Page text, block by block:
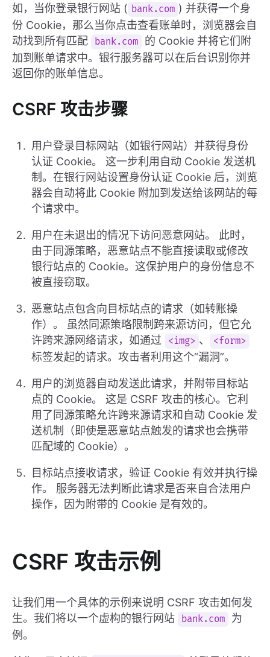
如，当你登录银行网站 ( bank.com ) 并获得一个身
份 Cookie，那么当你点击查看账单时，浏览器会自
动找到所有匹配
bank.com
的 Cookie 并将它们附
加到账单请求中。银行服务器可以在后台识别你并
返回你的账单信息。
CSRF 攻击步骤
用户登录目标网站（如银行网站）并获得身份
认证 Cookie。 这一步利用自动 Cookie 发送机
制。在银行网站设置身份认证 Cookie 后，浏览
器会自动将此 Cookie 附加到发送给该网站的每
个请求中。
用户在未退出的情况下访问恶意网站。 此时，
由于同源策略，恶意站点不能直接读取或修改
银行站点的 Cookie。这保护用户的身份信息不
被直接窃取。
恶意站点包含向目标站点的请求（如转账操
作）。 虽然同源策略限制跨来源访问，但它允
许跨来源网络请求，如通过
<img> 、 <form>
标签发起的请求。攻击者利用这个“漏洞”。
用户的浏览器自动发送此请求，并附带目标站
点的 Cookie。 这是 CSRF 攻击的核心。它利
用了同源策略允许跨来源请求和自动 Cookie 发
送机制（即使是恶意站点触发的请求也会携带
匹配域的 Cookie）。
目标站点接收请求，验证 Cookie 有效并执行操
作。 服务器无法判断此请求是否来自合法用户
操作，因为附带的 Cookie 是有效的。
CSRF 攻击示例
让我们用一个具体的示例来说明 CSRF 攻击如何发
生。我们将以一个虚构的银行网站
bank.com
为
例。